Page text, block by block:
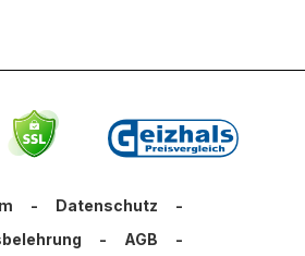
- Datenschutz
-
- AGB -